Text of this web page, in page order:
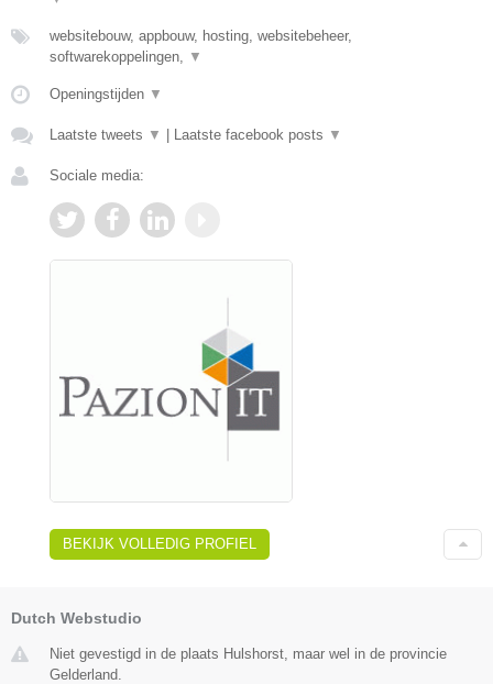
websitebouw, appbouw, hosting, websitebeheer,
softwarekoppelingen,
▼
Openingstijden ▼
Laatste tweets ▼ Laatste facebook posts ▼
Sociale media:
BEKIJK VOLLEDIG PROFIEL
Dutch Webstudio
Niet gevestigd in de plaats Hulshorst, maar wel in de provincie
Gelderland.